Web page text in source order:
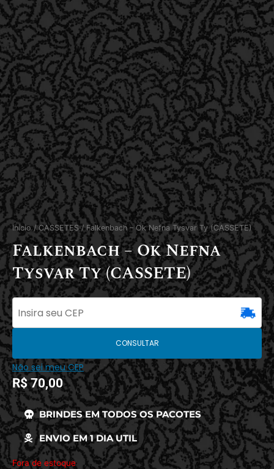
Início/CASSETES/ Falkenbach – Ok Nefna Tysvar Ty (CASSETE)
Falkenbach – Ok Nefna
Tysvar Ty (CASSETE)
CONSULTAR
Não sei meu CEP
R$70,00
BRINDES EM TODOS OS PACOTES
ENVIO EM 1 DIA UTIL
Fora de estoque